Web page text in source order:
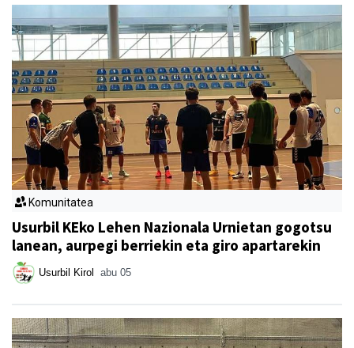
Komunitatea
Usurbil KEko Lehen Nazionala Urnietan gogotsu
lanean, aurpegi berriekin eta giro apartarekin
Usurbil Kirol abu 05